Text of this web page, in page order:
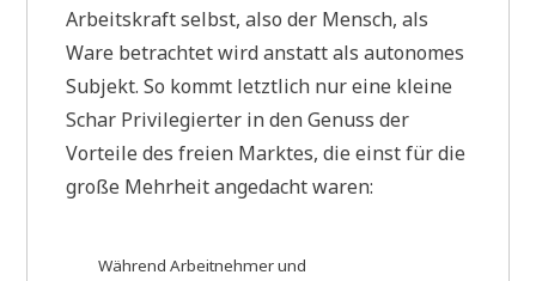
Arbeitskraft selbst, also der Mensch, als
Ware betrachtet wird anstatt als autonomes
Subjekt. So kommt letztlich nur eine kleine
Schar Privilegierter in den Genuss der
Vorteile des freien Marktes, die einst für die
große Mehrheit angedacht waren:
Während Arbeitnehmer und